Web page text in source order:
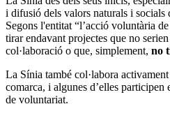
i difusió dels valors naturals i socials
Segons l'entitat “l’acció voluntària
tirar endavant projectes que no serien
col·laboració o que, simplement, no
La Sínia també col·labora
comarca, i algunes d’elles participen
de voluntariat.